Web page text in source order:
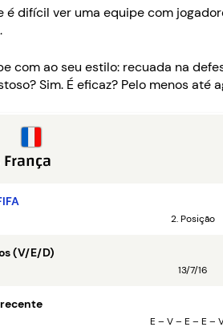
difícil ver uma equipe com
com ao seu estilo: recuada na
Sim. É eficaz? Pelo menos até
França
2. Posição
(V/E/D)
13/7/16
E – V – E – E –